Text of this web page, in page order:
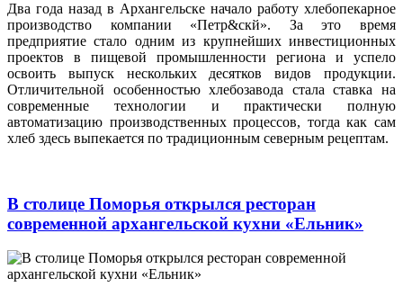
Два года назад в Архангельске начало работу хлебопекарное
производство компании «Петр&скй». За это время
предприятие стало одним из крупнейших инвестиционных
проектов в пищевой промышленности региона и успело
освоить выпуск нескольких десятков видов продукции.
Отличительной особенностью хлебозавода стала ставка на
современные технологии и практически полную
автоматизацию производственных процессов, тогда как сам
хлеб здесь выпекается по традиционным северным рецептам.
В столице Поморья открылся ресторан
современной архангельской кухни «Ельник»